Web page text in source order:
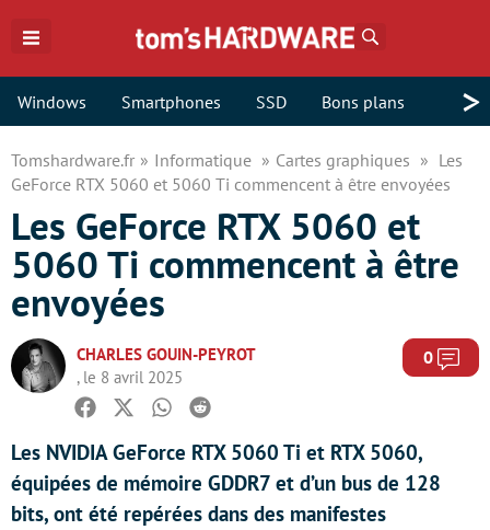
Windows Smartphones SSD Bons plans >
Tomshardware.fr Informatique Cartes graphiques
Les
GeForce RTX 5060 et 5060 Ti commencent à être envoyées
Les GeForce RTX 5060 et
5060 Ti commencent à être
envoyées
CHARLES GOUIN-PEYROT
, le 8 avril 2025
0
Facebook
TwitterWhatsapp
Reddit
Les NVIDIA GeForce RTX 5060 Ti et RTX 5060,
équipées de mémoire GDDR7 et d’un bus de 128
bits, ont été repérées dans des manifestes